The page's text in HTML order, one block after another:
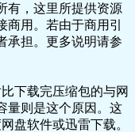
有，这里所提供资源
用。若由于商用引
承担。更多说明请参
下载完压缩包的与网
量则是这个原因。这
盘软件或迅雷下载。